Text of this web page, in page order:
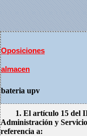
Oposiciones
almacen
bateria upv
1. El artículo 15 del
Administración y
referencia a: